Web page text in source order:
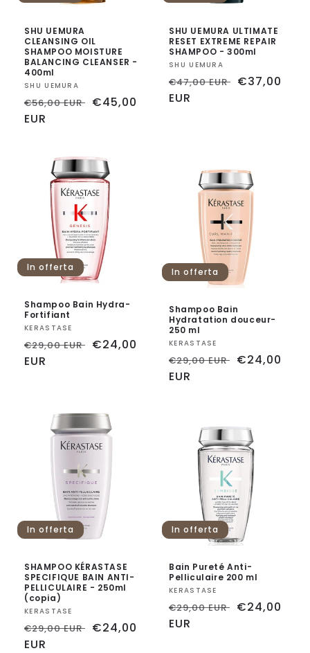
SHU UEMURA
CLEANSING OIL
SHAMPOO MOISTURE
BALANCING CLEANSER -
400ml
Fornitore:
SHU UEMURA
Prezzo
di
€56,00 EUR Prezzo
€45,00
EUR
SHU UEMURA ULTIMATE
RESET EXTREME REPAIR
SHAMPOO - 300ml
Fornitore:
SHU UEMURA
Prezzo
di
€47,00 EUR Prezzo
€37,00
EUR
In offerta
Shampoo Bain Hydra-
Fortifiant
Fornitore:
KERASTASE
Prezzo
di
€29,00 EUR Prezzo
€24,00
EUR
In offerta
Shampoo Bain
Hydratation douceur-
250 ml
Fornitore:
KERASTASE
Prezzo
di
€29,00 EUR Prezzo
€24,00
EUR
In offerta
SHAMPOO KÉRASTASE
SPECIFIQUE BAIN ANTI-
PELLICULAIRE - 250ml
(copia)
Fornitore:
KERASTASE
Prezzo
di
€29,00 EUR Prezzo
€24,00
EUR
In offerta
Bain Pureté Anti-
Pelliculaire 200 ml
Fornitore:
KERASTASE
Prezzo
di
€29,00 EUR Prezzo
€24,00
EUR